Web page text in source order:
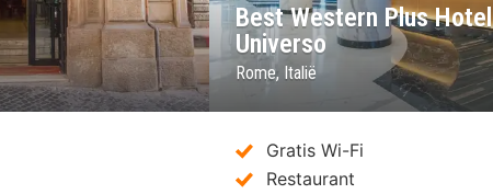
Best Western Plus Hotel
Universo
Rome, Italië
Gratis Wi-Fi
Restaurant